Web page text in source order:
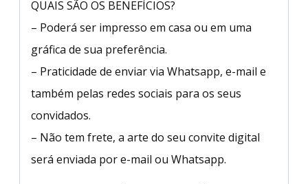
QUAIS SÃO OS BENEFÍCIOS?
– Poderá ser impresso em casa ou em uma
gráfica de sua preferência.
– Praticidade de enviar via Whatsapp, e-mail e
também pelas redes sociais para os seus
convidados.
– Não tem frete, a arte do seu convite digital
será enviada por e-mail ou Whatsapp.